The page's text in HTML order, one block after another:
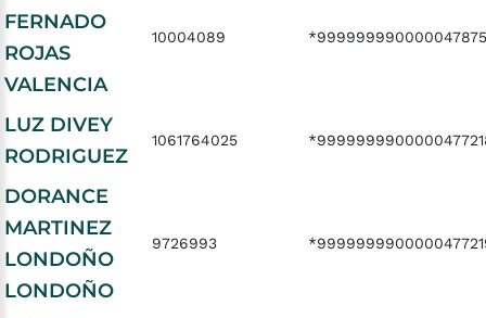
FERNADO
ROJAS
VALENCIA
10004089
LUZ DIVEY
RODRIGUEZ
1061764025
DORANCE
MARTINEZ
LONDOÑO
LONDOÑO
9726993